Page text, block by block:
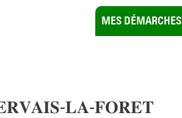
MES DÉMARCHES
𝐋𝐀-𝐅𝐎𝐑𝐄𝐓